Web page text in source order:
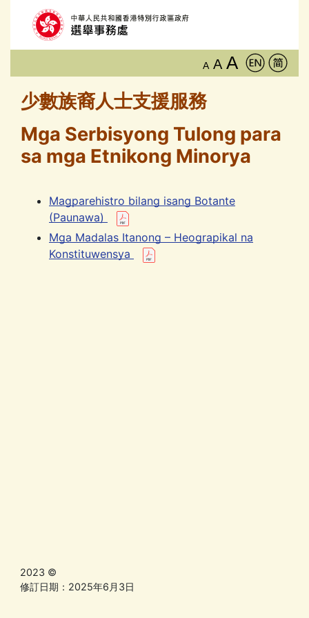
A A A
少數族裔人士支援服務
Mga Serbisyong Tulong para
sa mga Etnikong Minorya
Magparehistro bilang isang Botante
(Paunawa)
Mga Madalas Itanong – Heograpikal na
Konstituwensya
2023 ©
修訂日期：2025年6月3日